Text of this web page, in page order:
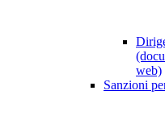
web)
Sanzioni